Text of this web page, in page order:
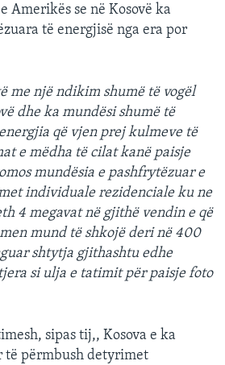
Amerikës se në Kosovë ka
të energjisë nga era por
me një ndikim shumë të vogël
dhe ka mundësi shumë të
që vjen prej kulmeve të
e mëdha të cilat kanë paisje
mundësia e pashfrytëzuar e
individuale rezidenciale ku ne
4 megavat në gjithë vendin e që
mund të shkojë deri në 400
shtytja gjithashtu edhe
si ulja e tatimit për paisje foto
sipas tij,, Kosova e ka
të përmbush detyrimet